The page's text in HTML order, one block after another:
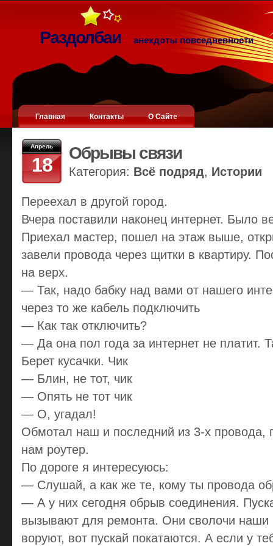
Раздолбаи анекдоты повседневности
Главная Контакты О Сайте
Апрель
18
Обрывы связи
Категория: Всё подряд, Истории
Переехал в другой город.
Вчера поставили наконец интернет. Было
Приехал мастер, пошел на этаж выше,
завели провода через щитки в квартиру.
на верх.
— Так, надо бабку над вами от нашего
через то же кабель подключить
— Как так отключить?
— Да она пол года за интернет не платит.
Берет кусачки. Чик
— Блин, не тот, чик
— Опять не тот чик
— О, угадал!
Обмотал наш и последний из 3-х провода,
нам роутер.
По дороге я интересуюсь:
— Слушай, а как же те, кому ты провода
— А у них сегодня обрыв соединения.
вызывают для ремонта. Они сволочи наши
воруют, вот пускай покатаются. А если у